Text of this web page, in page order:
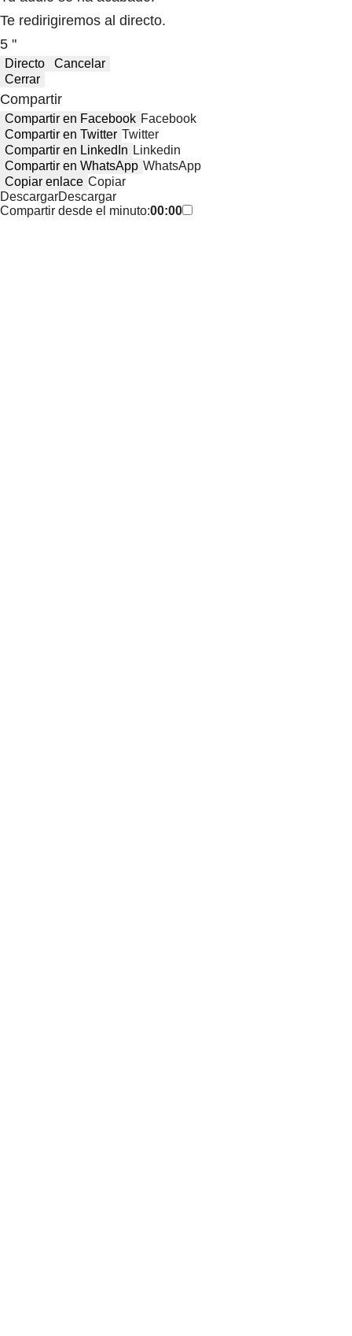
Te redirigiremos al directo.
5 "
Directo
Cancelar
Cerrar
Compartir
Compartir en Facebook Facebook
Compartir en Twitter Twitter
Compartir en LinkedIn Linkedin
Compartir en WhatsApp WhatsApp
Copiar enlace Copiar
DescargarDescargar
Compartir desde el minuto:00:00